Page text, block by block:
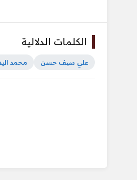
الكلمات الدلالية
علي سيف حسن محمد